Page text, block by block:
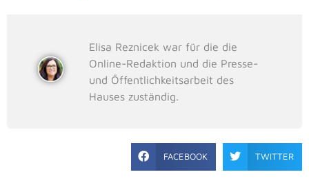
Elisa Reznicek war für die die
Online-Redaktion und die Presse-
und Öffentlichkeitsarbeit des
Hauses zuständig.
FACEBOOK TWITTER